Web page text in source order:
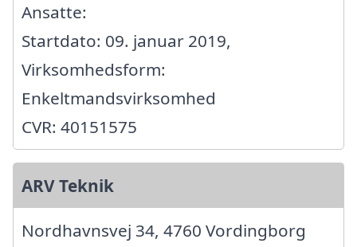
Ansatte:
Startdato: 09. januar 2019,
Virksomhedsform:
Enkeltmandsvirksomhed
CVR: 40151575
ARV Teknik
Nordhavnsvej 34, 4760 Vordingborg